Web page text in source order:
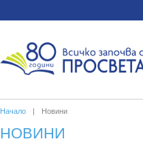
Начало | Новини
НОВИНИ